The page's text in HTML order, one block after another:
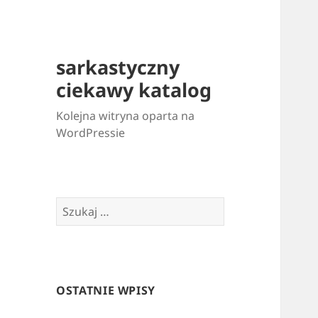
sarkastyczny
ciekawy katalog
Kolejna witryna oparta na
WordPressie
Szukaj:
OSTATNIE WPISY